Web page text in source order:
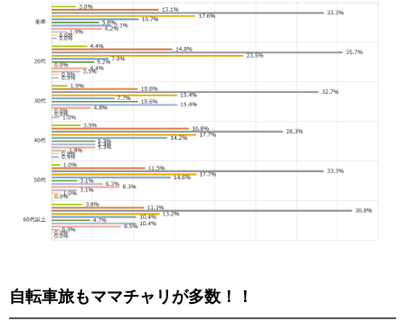
自転車旅もママチャリが多数！！